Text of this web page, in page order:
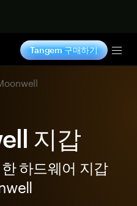
Tangem 구매하기
지갑
하드웨어 지갑